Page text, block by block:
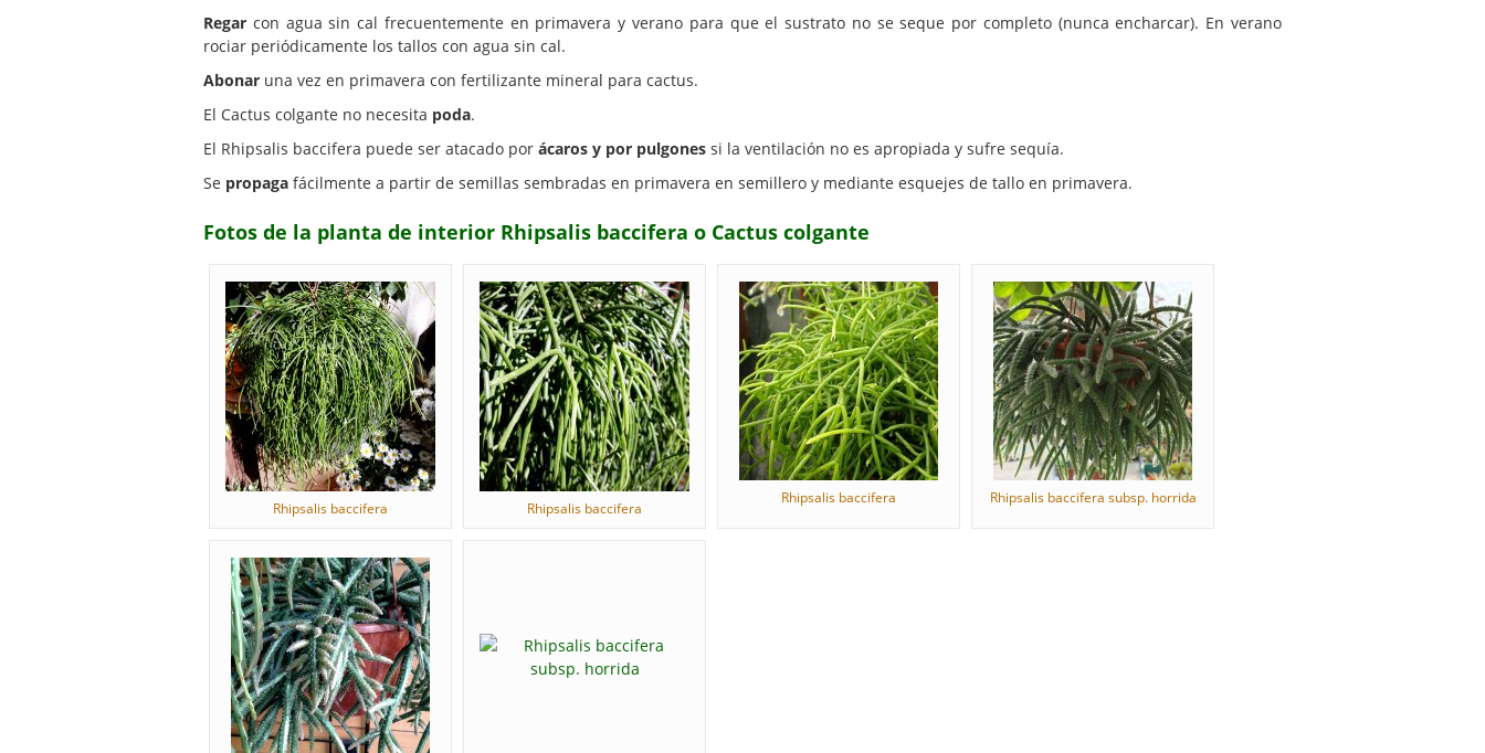
Regar con agua sin cal frecuentemente en primavera y verano para que el sustrato no se seque por completo (nunca encharcar). En verano
rociar periódicamente los tallos con agua sin cal.
Abonar una vez en primavera con fertilizante mineral para cactus.
El Cactus colgante no necesita poda.
El Rhipsalis baccifera puede ser atacado por ácaros y por pulgones si la ventilación no es apropiada y sufre sequía.
Se propaga fácilmente a partir de semillas sembradas en primavera en semillero y mediante esquejes de tallo en primavera.
Fotos de la planta de interior Rhipsalis baccifera o Cactus colgante
Rhipsalis baccifera Rhipsalis baccifera
Rhipsalis baccifera Rhipsalis baccifera subsp. horrida